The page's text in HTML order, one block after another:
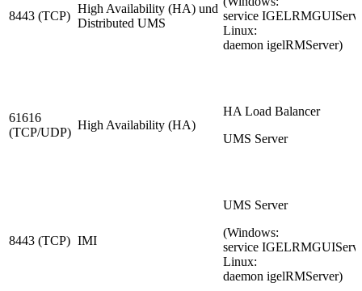
8443 (TCP)
High Availability (HA) und
Distributed UMS
service
Linux:
daemon igelRMServer)
61616
(TCP/UDP)
High Availability (HA)
HA Load Balancer
UMS Server
8443 (TCP) IMI
UMS Server
(Windows:
service
Linux:
daemon igelRMServer)